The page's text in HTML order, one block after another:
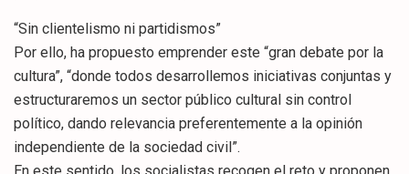
“Sin clientelismo ni partidismos”
Por ello, ha propuesto emprender este “gran debate por la
cultura”, “donde todos desarrollemos iniciativas conjuntas y
estructuraremos un sector público cultural sin control
político, dando relevancia preferentemente a la opinión
independiente de la sociedad civil”.